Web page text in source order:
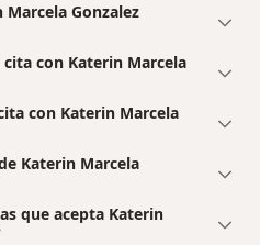
Gonzalez
con Katerin Marcela
con Katerin Marcela
Katerin Marcela
que acepta Katerin